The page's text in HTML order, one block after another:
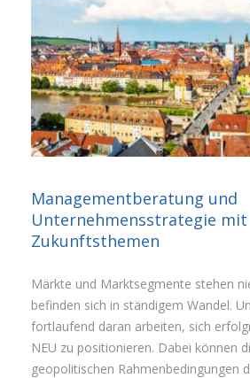
Managementberatung und
Unternehmensstrategie mit
Zukunftsthemen
Märkte und Marktsegmente stehen
befinden sich in ständigem Wandel.
fortlaufend daran arbeiten, sich
NEU zu positionieren. Dabei können
geopolitischen Rahmenbedingungen